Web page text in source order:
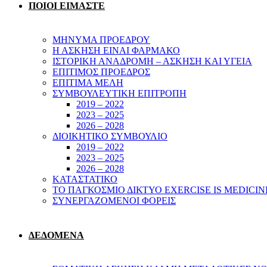
ΠΟΙΟΙ ΕΙΜΑΣΤΕ
ΜΗΝΥΜΑ ΠΡΟΕΔΡΟΥ
Η ΑΣΚΗΣΗ ΕΙΝΑΙ ΦΑΡΜΑΚΟ
ΙΣΤΟΡΙΚΗ ΑΝΑΔΡΟΜΗ – ΑΣΚΗΣΗ ΚΑΙ ΥΓΕΙΑ
ΕΠΙΤΙΜΟΣ ΠΡΟΕΔΡΟΣ
ΕΠΙΤΙΜΑ ΜΕΛΗ
ΣΥΜΒΟΥΛΕΥΤΙΚΗ ΕΠΙΤΡΟΠΗ
2019 – 2022
2023 – 2025
2026 – 2028
ΔΙΟΙΚΗΤΙΚΟ ΣΥΜΒΟΥΛΙΟ
2019 – 2022
2023 – 2025
2026 – 2028
ΚΑΤΑΣΤΑΤΙΚΟ
ΤΟ ΠΑΓΚΟΣΜΙΟ ΔΙΚΤΥΟ EXERCISE IS
ΣΥΝΕΡΓΑΖΟΜΕΝΟΙ ΦΟΡΕΙΣ
ΔΕΔΟΜΕΝΑ